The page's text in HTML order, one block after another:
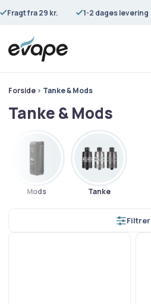
Fragt fra 29 kr. 1-2 dages levering
Forside > Tanke & Mods
Tanke & Mods
Mods Tanke
Filtrer